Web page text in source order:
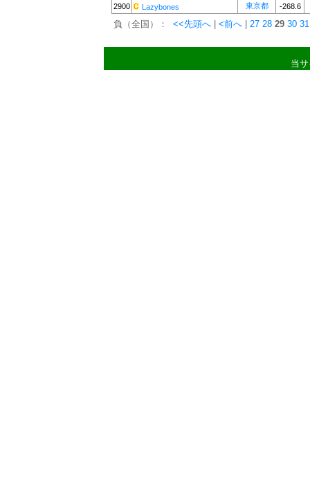
2900 Lazybones 東京都 -268.6
負（全国）： <<先頭へ <前へ 27 28 29 30 31
当